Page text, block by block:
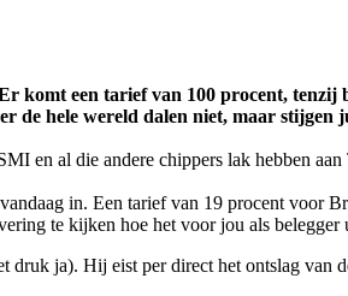
komt een tarief van 100 procent,
de hele wereld dalen niet, maar stijgen
en al die andere chippers lak hebben
in. Een tarief van 19 procent voor
te kijken hoe het voor jou als belegger
ja). Hij eist per direct het ontslag van